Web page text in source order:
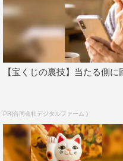
【宝くじの裏技】当たる側
PR(合同会社デジタルファーム )